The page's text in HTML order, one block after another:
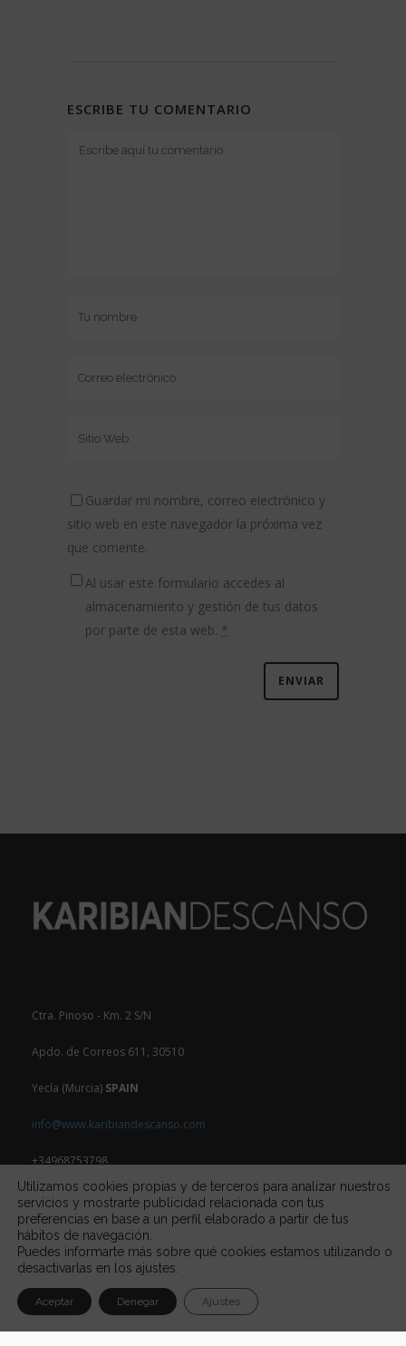
ESCRIBE TU COMENTARIO
Guardar mi nombre, correo electrónico y
sitio web en este navegador la próxima vez
que comente.
Al usar este formulario accedes al
almacenamiento y gestión de tus datos
por parte de esta web. *
Ctra. Pinoso - Km. 2 S/N
Apdo. de Correos 611, 30510
Yecla (Murcia) SPAIN
info@www.karibiandescanso.com
+34968753798
Utilizamos cookies propias y de terceros para analizar nuestros
servicios y mostrarte publicidad relacionada con tus
preferencias en base a un perfil elaborado a partir de tus
hábitos de navegación.
Puedes informarte más sobre qué cookies estamos utilizando o
desactivarlas en los ajustes.
Aceptar Denegar Ajustes